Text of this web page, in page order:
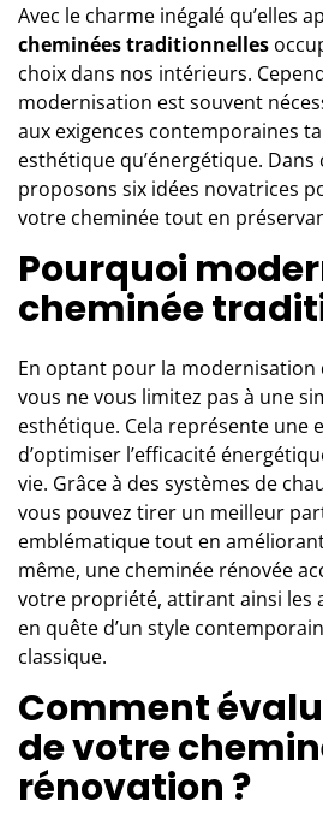
Avec le charme inégalé qu’elles
cheminées traditionnelles
choix dans nos intérieurs.
modernisation est souvent
aux exigences contemporaines
esthétique qu’énergétique.
proposons six idées novatrices
votre cheminée tout en
Pourquoi
cheminée
En optant pour la modernisation
vous ne vous limitez pas à une
esthétique. Cela représente une
d’optimiser l’efficacité
vie. Grâce à des systèmes de
vous pouvez tirer un meilleur
emblématique tout en
même, une cheminée rénovée
votre propriété, attirant ainsi les
en quête d’un style
classique.
Comment
de votre
rénovation ?